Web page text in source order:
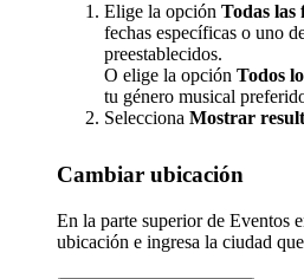
Elige la opción Todas las
fechas específicas o uno
preestablecidos.
O elige la opción Todos
tu género musical
Selecciona Mostrar
Cambiar ubicación
En la parte superior de Eventos
ubicación e ingresa la ciudad